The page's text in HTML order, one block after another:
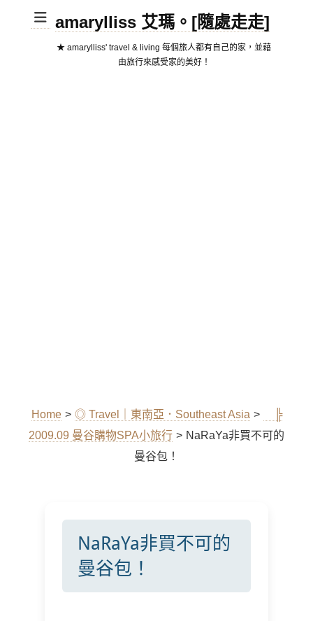
amarylliss 艾瑪。[隨處走走]
★ amarylliss' travel & living 每個旅人都有自己的家，並藉
由旅行來感受家的美好！
Home > ◎ Travel｜東南亞．Southeast Asia >
╠
2009.09 曼谷購物SPA小旅行 > NaRaYa非買不可的
曼谷包！
NaRaYa非買不可的
曼谷包！